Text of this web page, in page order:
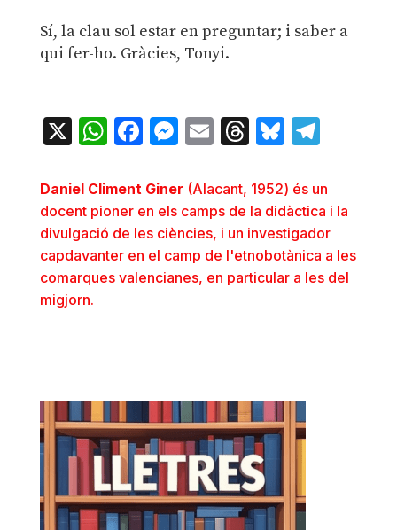
Sí, la clau sol estar en preguntar; i saber a
qui fer-ho. Gràcies, Tonyi.
X WhatsApp
Facebook
Messenger
EmailThreads
Bluesky
Daniel Climent Giner (Alacant, 1952) és un
docent pioner en els camps de la didàctica i la
divulgació de les ciències, i un investigador
capdavanter en el camp de l'etnobotànica a les
comarques valencianes, en particular a les del
migjorn.